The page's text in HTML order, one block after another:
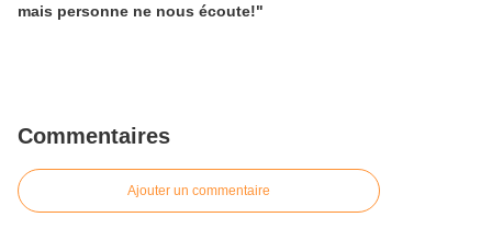
mais personne ne nous écoute!"
Commentaires
Ajouter un commentaire